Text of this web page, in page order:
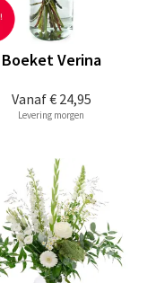
Vanaf€ 24,95
Boeket Verina
Levering morgen